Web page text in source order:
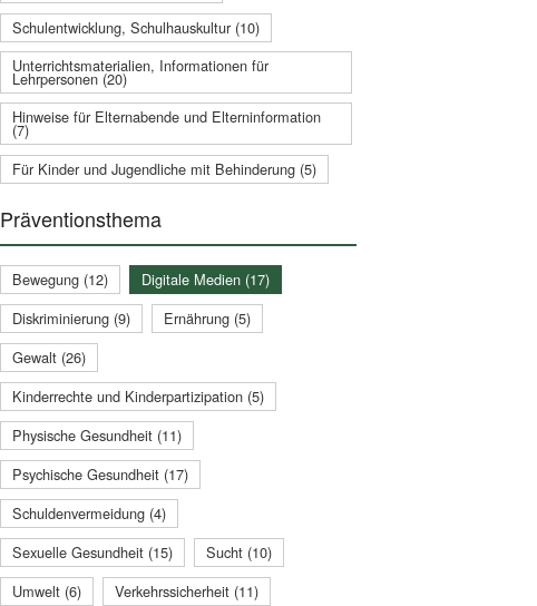
Schulentwicklung, Schulhauskultur (10)
Unterrichtsmaterialien, Informationen für
Lehrpersonen (20)
Hinweise für Elternabende und Elterninformation
(7)
Für Kinder und Jugendliche mit Behinderung (5)
Präventionsthema
Bewegung (12)
Digitale Medien (17)
Diskriminierung (9)
Ernährung (5)
Gewalt (26)
Kinderrechte und Kinderpartizipation (5)
Physische Gesundheit (11)
Psychische Gesundheit (17)
Schuldenvermeidung (4)
Sexuelle Gesundheit (15)
Sucht (10)
Umwelt (6)
Verkehrssicherheit (11)